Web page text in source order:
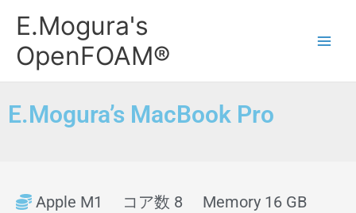
E.Mogura's
OpenFOAM®
E.Mogura’s MacBook Pro
Apple M1 コア数 8
Memory 16 GB